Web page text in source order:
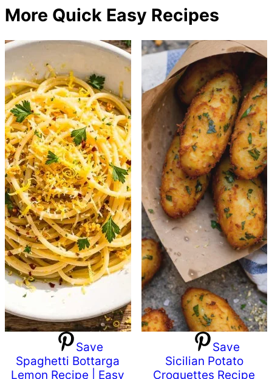
More Quick Easy Recipes
Save
Spaghetti Bottarga
Lemon Recipe | Easy
Save
Sicilian Potato
Croquettes Recipe